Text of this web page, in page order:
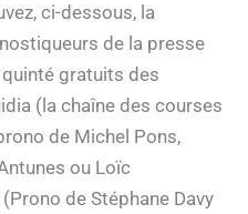
ci-dessous, la
de la presse
gratuits des
(la chaîne des courses
de Michel Pons,
ou Loïc
de Stéphane Davy